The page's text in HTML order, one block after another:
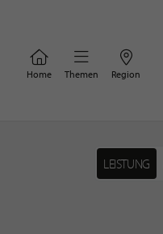
Home Themen Region
LEISTUNG